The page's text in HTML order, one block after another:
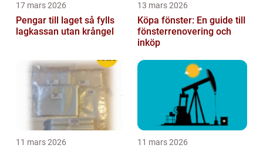
17 mars 2026
Pengar till laget så fylls
lagkassan utan krångel
13 mars 2026
Köpa fönster: En guide till
fönsterrenovering och
inköp
11 mars 2026 11 mars 2026